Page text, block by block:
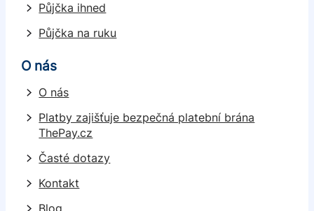
Půjčka ihned
Půjčka na ruku
O nás
O nás
Platby zajišťuje bezpečná platební brána
ThePay.cz
Časté dotazy
Kontakt
Blog